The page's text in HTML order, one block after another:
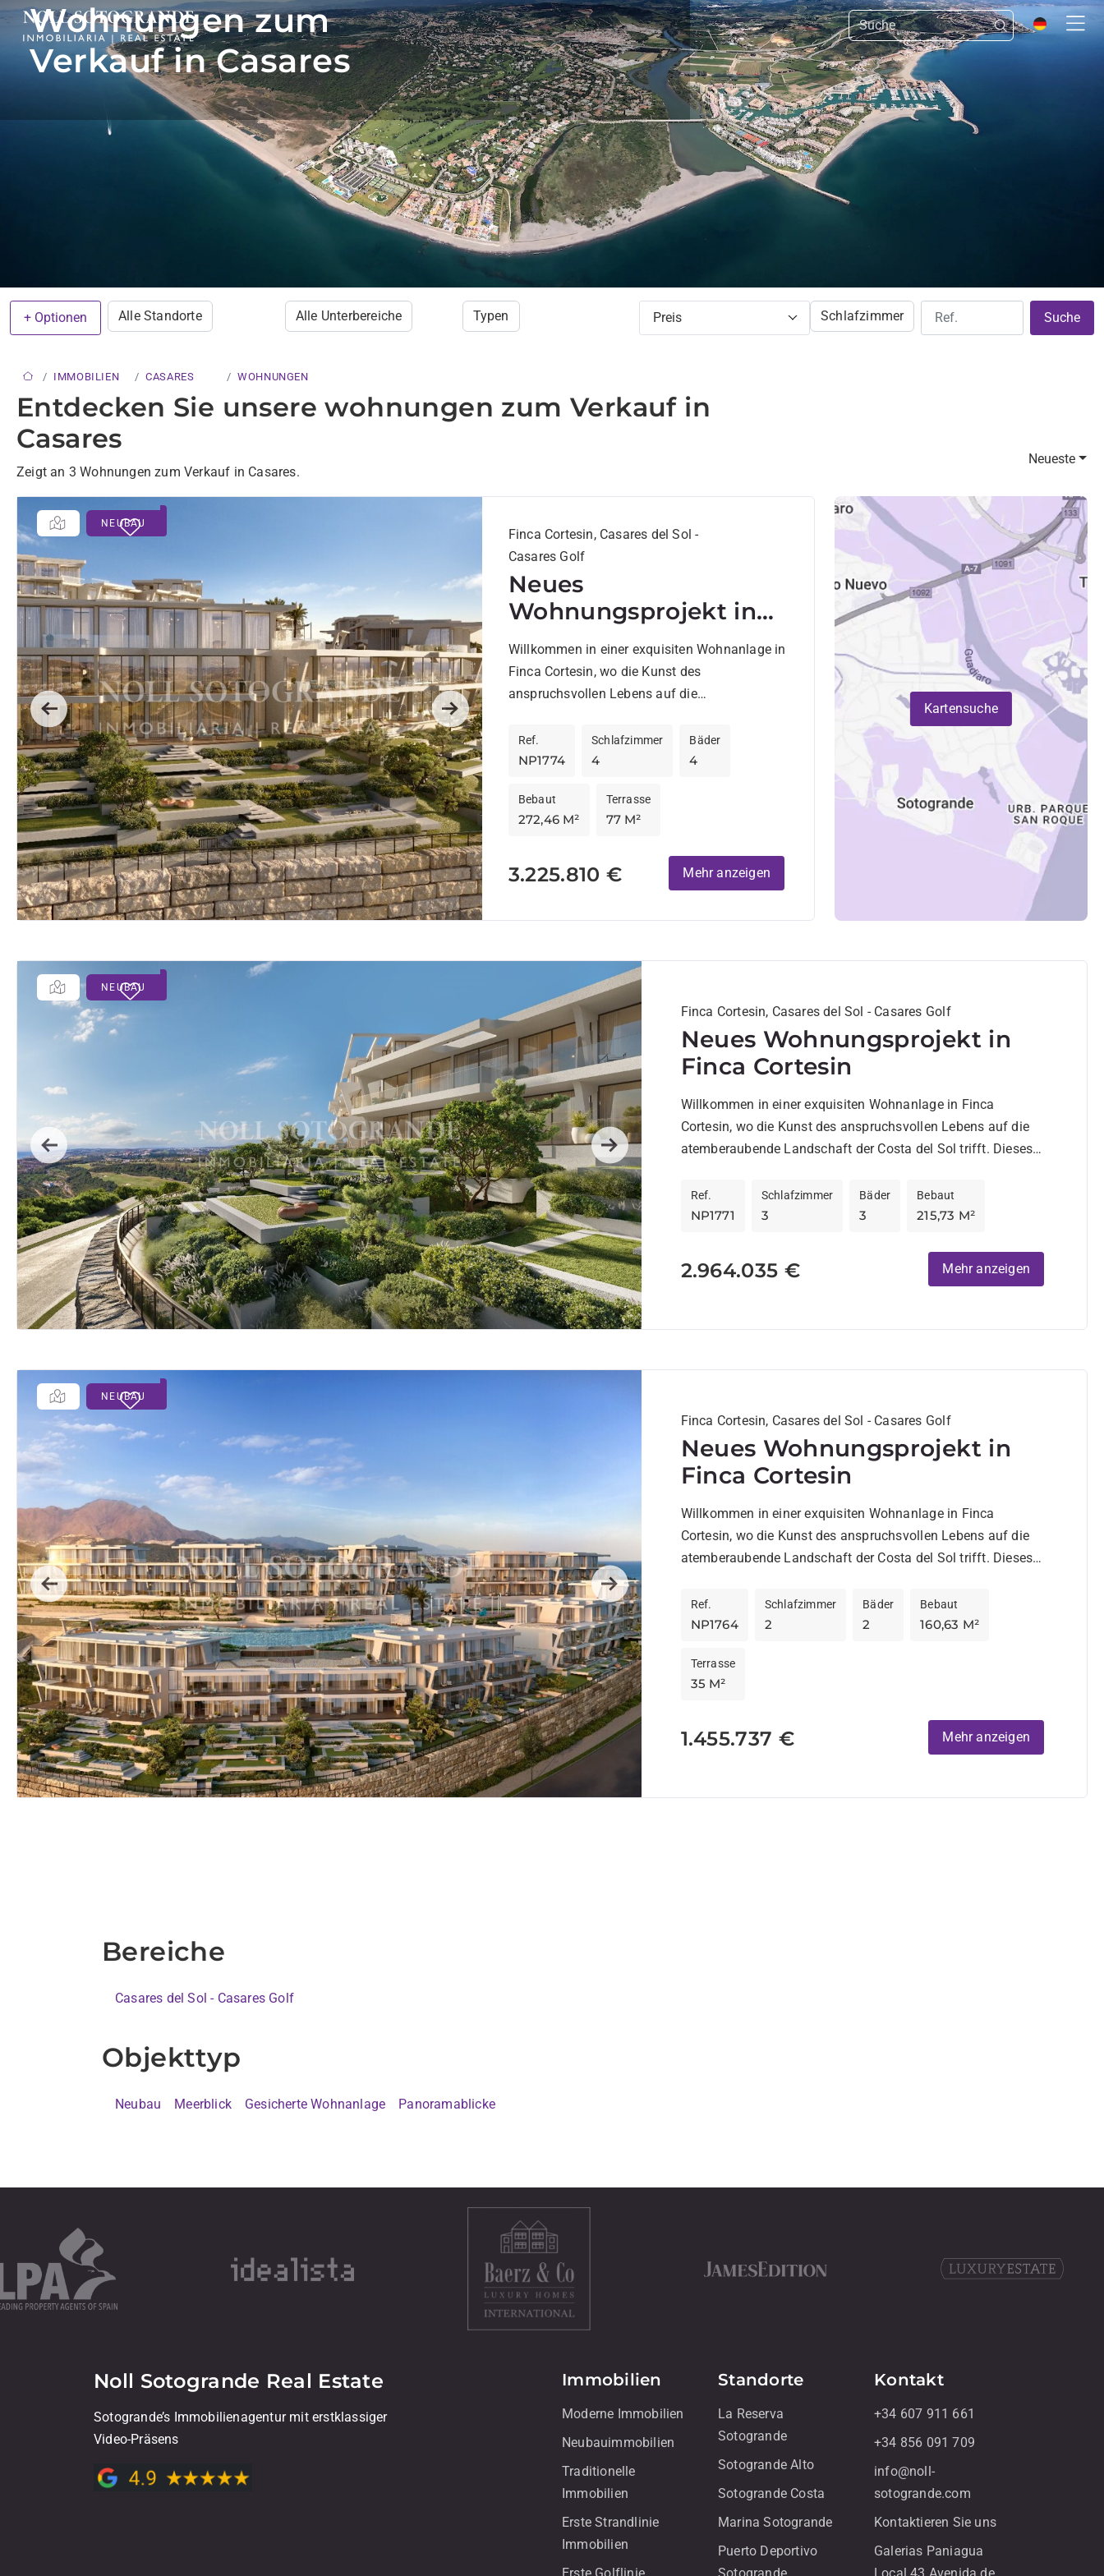
Wohnungen zum
Verkauf in Casares
+ Optionen Alle Standorte Alle Unterbereiche Typen Preis Schlafzimmer Suche
IMMOBILIEN CASARES WOHNUNGEN
Entdecken Sie unsere wohnungen zum Verkauf in
Casares
Zeigt an 3 Wohnungen zum Verkauf in Casares.
Neueste
NEUBAU
Previous Next
Finca Cortesin, Casares del Sol -
Casares Golf
Neues
Wohnungsprojekt in
Finca Cortesin
Willkommen in einer exquisiten Wohnanlage in
Finca Cortesin, wo die Kunst des
anspruchsvollen Lebens auf die
trifft. Dieses exklusive,...
NP1774
Ref.
4
Schlafzimmer
4
Bäder
272,46 M²
Bebaut
77 M²
Terrasse
3.225.810 € Mehr anzeigen
Kartensuche
NEUBAU
Previous Next
Finca Cortesin, Casares del Sol - Casares Golf
Neues Wohnungsprojekt in
Finca Cortesin
Willkommen in einer exquisiten Wohnanlage in Finca
Cortesin, wo die Kunst des anspruchsvollen Lebens auf die
atemberaubende Landschaft der Costa del Sol trifft. Dieses
NP1771
Ref.
3
Schlafzimmer
3
Bäder
215,73 M²
Bebaut
2.964.035 € Mehr anzeigen
NEUBAU
Previous Next
Finca Cortesin, Casares del Sol - Casares Golf
Neues Wohnungsprojekt in
Finca Cortesin
Willkommen in einer exquisiten Wohnanlage in Finca
Cortesin, wo die Kunst des anspruchsvollen Lebens auf die
atemberaubende Landschaft der Costa del Sol trifft. Dieses
NP1764
Ref.
2
Schlafzimmer
2
Bäder
160,63 M²
Bebaut
35 M²
Terrasse
1.455.737 € Mehr anzeigen
Bereiche
Casares del Sol - Casares Golf
Objekttyp
Neubau Meerblick Gesicherte Wohnanlage Panoramablicke
Noll Sotogrande Real Estate
Sotogrande’s Immobilienagentur mit erstklassiger
Video-Präsens
Immobilien
Moderne Immobilien
Neubauimmobilien
Traditionelle
Immobilien
Erste Strandlinie
Immobilien
Standorte
La Reserva
Sotogrande
Sotogrande Alto
Sotogrande Costa
Marina Sotogrande
Puerto Deportivo
Kontakt
+34 607 911 661
+34 856 091 709
info@noll-
sotogrande.com
Kontaktieren Sie uns
Galerias Paniagua